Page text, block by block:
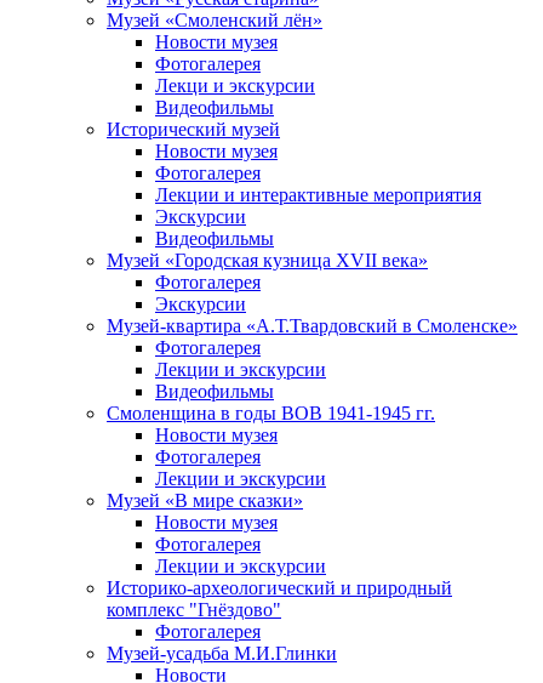
Музей «Смоленский лён»
Новости музея
Фотогалерея
Лекци и экскурсии
Видеофильмы
Исторический музей
Новости музея
Фотогалерея
Лекции и интерактивные мероприятия
Экскурсии
Видеофильмы
Музей «Городская кузница XVII века»
Фотогалерея
Экскурсии
Музей-квартира «А.Т.Твардовский в Смоленске»
Фотогалерея
Лекции и экскурсии
Видеофильмы
Смоленщина в годы ВОВ 1941-1945 гг.
Новости музея
Фотогалерея
Лекции и экскурсии
Музей «В мире сказки»
Новости музея
Фотогалерея
Лекции и экскурсии
Историко-археологический и природный
комплекс "Гнёздово"
Фотогалерея
Музей-усадьба М.И.Глинки
Новости